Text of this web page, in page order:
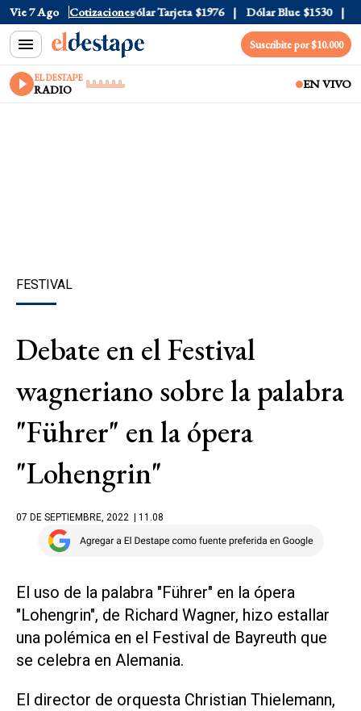
Vie 7 Ago Cotizaciones
Oficial $1520 Dólar Tarjeta $1976 Dólar Blue $1530
Suscribite por $10.000
EL DESTAPE
RADIO EN VIVO
FESTIVAL
Debate en el Festival
wagneriano sobre la palabra
"Führer" en la ópera
"Lohengrin"
07 DE SEPTIEMBRE, 2022 | 11.08
El uso de la palabra "Führer" en la ópera
"Lohengrin", de Richard Wagner, hizo estallar
una polémica en el Festival de Bayreuth que
se celebra en Alemania.
El director de orquesta Christian Thielemann,